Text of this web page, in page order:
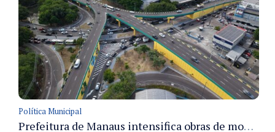
Política Municipal
Prefeitura de Manaus intensifica obras de modernização no viaduto Miguel Arraes para ampliar segurança e acessibilidade na região